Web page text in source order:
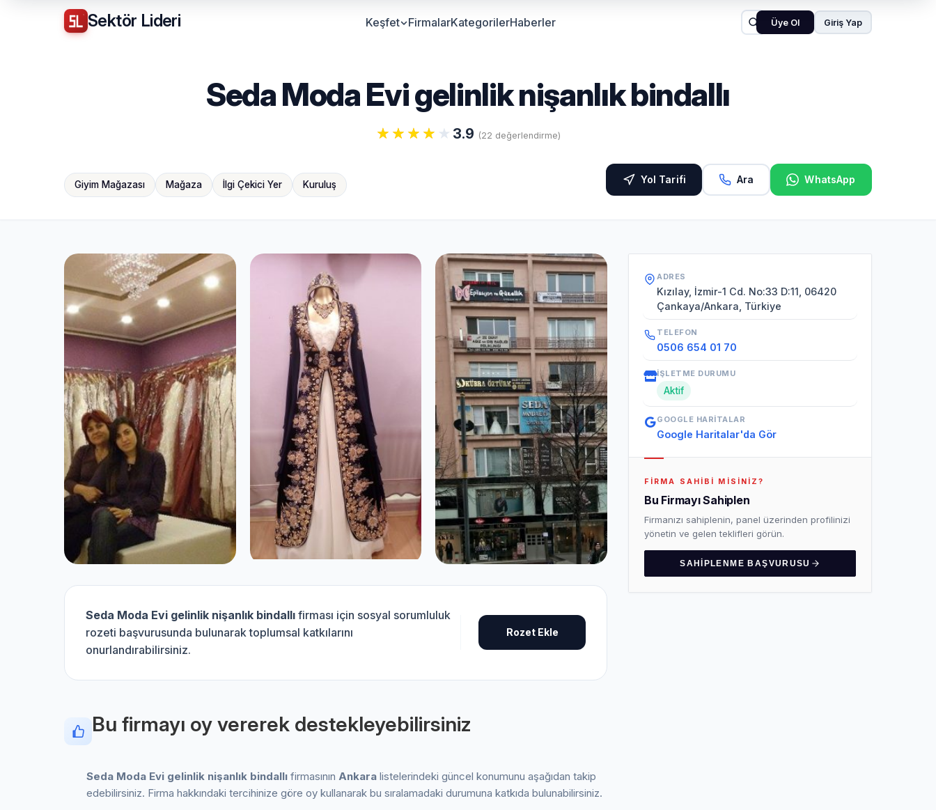
Sektör Lideri Keşfet FirmalarKategorilerHaberler Üye Ol Giriş Yap
Seda Moda Evi gelinlik nişanlık bindallı
3.9 (22 değerlendirme)
Giyim Mağazası Mağaza İlgi Çekici Yer Kuruluş Yol Tarifi Ara WhatsApp
Seda Moda Evi gelinlik nişanlık bindallı firması için sosyal sorumluluk
rozeti başvurusunda bulunarak toplumsal katkılarını
onurlandırabilirsiniz.
Rozet Ekle
Bu firmayı oy vererek destekleyebilirsiniz
Seda Moda Evi gelinlik nişanlık bindallı firmasının Ankara listelerindeki güncel konumunu aşağıdan takip
edebilirsiniz. Firma hakkındaki tercihinize göre oy kullanarak bu sıralamadaki durumuna katkıda bulunabilirsiniz.
ADRES
Kızılay, İzmir-1 Cd. No:33 D:11, 06420
Çankaya/Ankara, Türkiye
TELEFON
0506 654 01 70
İŞLETME DURUMU
Aktif
GOOGLE HARITALAR
Google Haritalar'da Gör
FIRMA SAHIBI MISINIZ?
Bu Firmayı Sahiplen
Firmanızı sahiplenin, panel üzerinden profilinizi
yönetin ve gelen teklifleri görün.
SAHIPLENME BAŞVURUSU